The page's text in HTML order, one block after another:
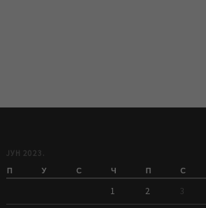
ЈУН 2023.
П У С Ч П С
1 2 3